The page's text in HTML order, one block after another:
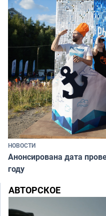
НОВОСТИ
Анонсирована дата
году
АВТОРСКОЕ